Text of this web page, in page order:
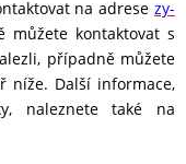
na adrese zy-
můžete kontaktovat s
případně můžete
níže. Další informace,
naleznete také na